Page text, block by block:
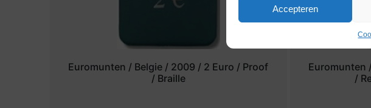
Accepteren
Euromunten / Belgie / 2009 / 2 Euro / Proof
/ Braille
Euromunten
/